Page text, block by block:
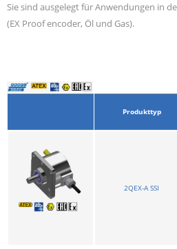
Sie sind ausgelegt für Anwendungen in
(EX Proof encoder, Öl und Gas).
Produkttyp
2QEX-A SSI